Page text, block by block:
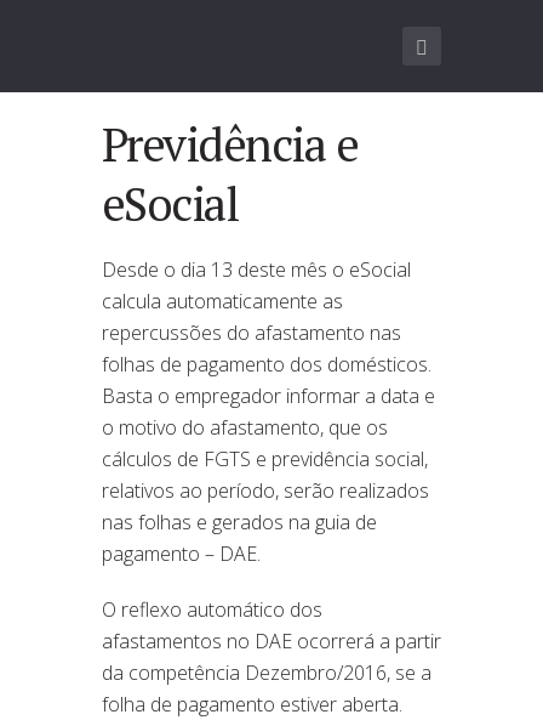
Previdência e
eSocial
Desde o dia 13 deste mês o eSocial
calcula automaticamente as
repercussões do afastamento nas
folhas de pagamento dos domésticos.
Basta o empregador informar a data e
o motivo do afastamento, que os
cálculos de FGTS e previdência social,
relativos ao período, serão realizados
nas folhas e gerados na guia de
pagamento – DAE.
O reflexo automático dos
afastamentos no DAE ocorrerá a partir
da competência Dezembro/2016, se a
folha de pagamento estiver aberta.